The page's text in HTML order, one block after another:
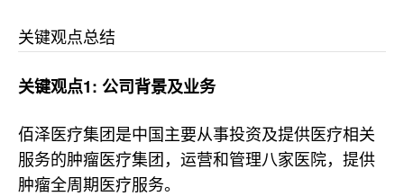
关键观点总结
关键观点1: 公司背景及业务
佰泽医疗集团是中国主要从事投资及提供医疗相关
服务的肿瘤医疗集团，运营和管理八家医院，提供
肿瘤全周期医疗服务。